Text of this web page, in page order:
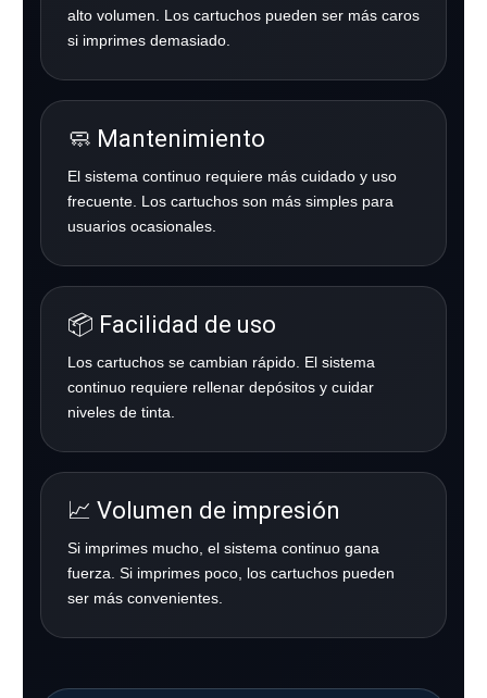
alto volumen. Los cartuchos pueden ser más caros
si imprimes demasiado.
🧼 Mantenimiento
El sistema continuo requiere más cuidado y uso
frecuente. Los cartuchos son más simples para
usuarios ocasionales.
📦 Facilidad de uso
Los cartuchos se cambian rápido. El sistema
continuo requiere rellenar depósitos y cuidar
niveles de tinta.
📈 Volumen de impresión
Si imprimes mucho, el sistema continuo gana
fuerza. Si imprimes poco, los cartuchos pueden
ser más convenientes.